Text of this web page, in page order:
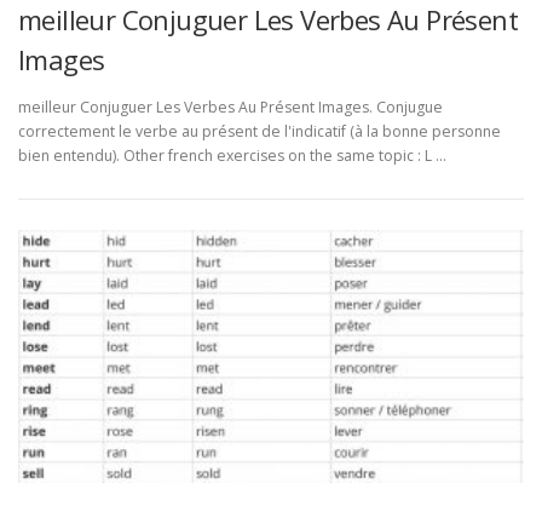
meilleur Conjuguer Les Verbes Au Présent
Images
meilleur Conjuguer Les Verbes Au Présent Images. Conjugue
correctement le verbe au présent de l'indicatif (à la bonne personne
bien entendu). Other french exercises on the same topic : L …